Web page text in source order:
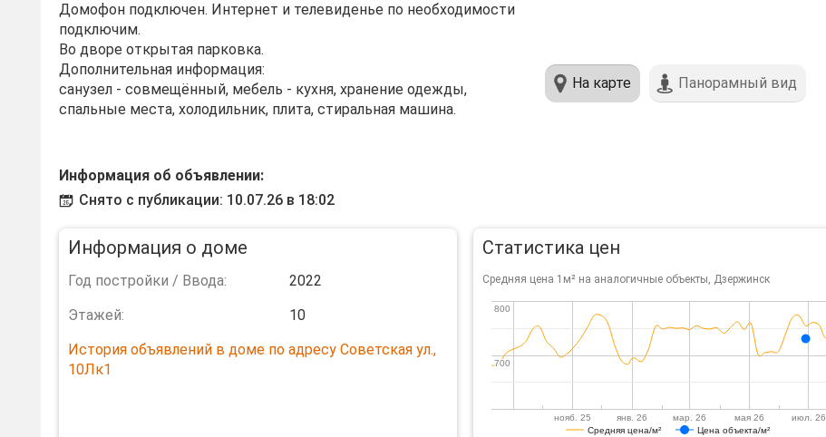
Домофон подключен. Интернет и телевиденье по необходимости
подключим.
Во дворе открытая парковка.
Дополнительная информация:
санузел - совмещённый, мебель - кухня, хранение одежды,
спальные места, холодильник, плита, стиральная машина.
Информация об объявлении:
Снято с публикации: 10.07.26 в 18:02
На карте Панорамный вид
Информация о доме
Год постройки / Ввода:
2022
Этажей:
10
История объявлений в доме по адресу Советская ул.,
10Лк1
Статистика цен
Средняя цена 1м² на аналогичные объекты, Дзержинск
Средняя цена/м² Цена объекта/м²
нояб. 25 янв. 26 мар. 26 мая 26 июл. 26
700
700
800
800